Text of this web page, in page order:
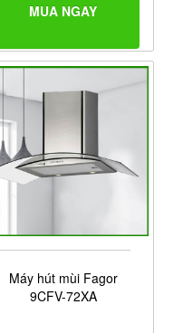
MUA NGAY
Máy hút mùi Fagor
9CFV-72XA